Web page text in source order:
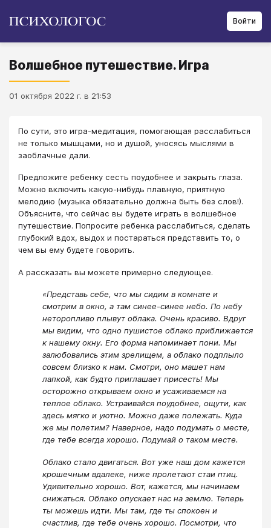
Войти
Волшебное путешествие. Игра
01 октября 2022 г. в 21:53
По сути, это игра-медитация, помогающая расслабиться
не только мышцами, но и душой, уносясь мыслями в
заоблачные дали.
Предложите ребенку сесть поудобнее и закрыть глаза.
Можно включить какую-нибудь плавную, приятную
мелодию (музыка обязательно должна быть без слов!).
Объясните, что сейчас вы будете играть в волшебное
путешествие. Попросите ребенка расслабиться, сделать
глубокий вдох, выдох и постараться представить то, о
чем вы ему будете говорить.
А рассказать вы можете примерно следующее.
«Представь себе, что мы сидим в комнате и
смотрим в окно, а там синее-синее небо. По небу
неторопливо плывут облака. Очень красиво. Вдруг
мы видим, что одно пушистое облако приближается
к нашему окну. Его форма напоминает пони. Мы
залюбовались этим зрелищем, а облако подплыло
совсем близко к нам. Смотри, оно машет нам
лапкой, как будто приглашает присесть! Мы
осторожно открываем окно и усаживаемся на
теплое облако. Устраивайся поудобнее, ощути, как
здесь мягко и уютно. Можно даже полежать. Куда
же мы полетим? Наверное, надо подумать о месте,
где тебе всегда хорошо. Подумай о таком месте.
Облако стало двигаться. Вот уже наш дом кажется
крошечным вдалеке, ниже пролетают стаи птиц.
Удивительно хорошо. Вот, кажется, мы начинаем
снижаться. Облако опускает нас на землю. Теперь
ты можешь идти. Мы там, где ты спокоен и
счастлив, где тебе очень хорошо. Посмотри, что